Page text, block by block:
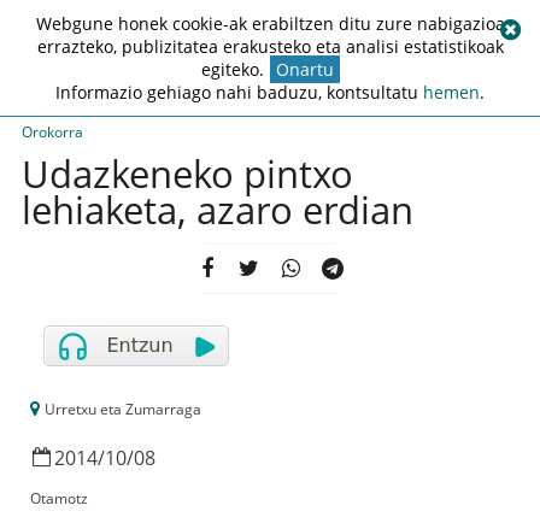
Orokorra
Udazkeneko pintxo
lehiaketa, azaro erdian
Urretxu eta Zumarraga
2014/10/08
Otamotz
Webgune honek cookie-ak erabiltzen ditu zure nabigazioa
errazteko, publizitatea erakusteko eta analisi estatistikoak
egiteko. Onartu
Informazio gehiago nahi baduzu, kontsultatu hemen.